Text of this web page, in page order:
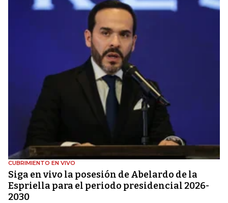
CUBRIMIENTO EN VIVO
Siga en vivo la posesión de Abelardo de la
Espriella para el periodo presidencial 2026-
2030